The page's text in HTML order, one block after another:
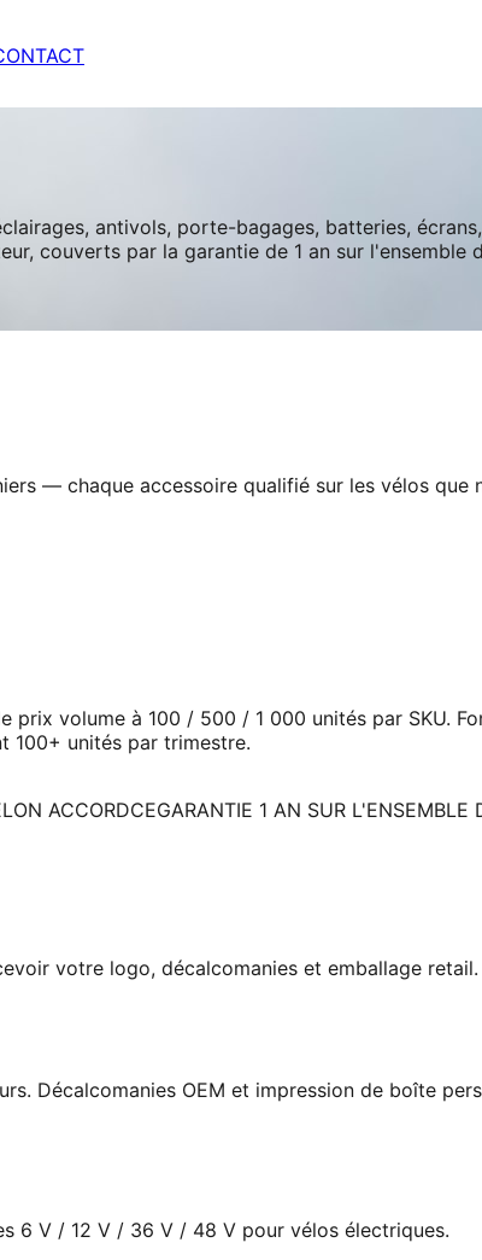
antivols, porte-bagages, batteries,
couverts par la garantie de 1 an sur l'ensemble
— chaque accessoire qualifié sur les vélos que
prix volume à 100 / 500 / 1 000 unités par SKU.
100+ unités par trimestre.
ACCORDCEGARANTIE 1 AN SUR L'ENSEMBLE
votre logo, décalcomanies et emballage retail.
Décalcomanies OEM et impression de boîte
6 V / 12 V / 36 V / 48 V pour vélos électriques.